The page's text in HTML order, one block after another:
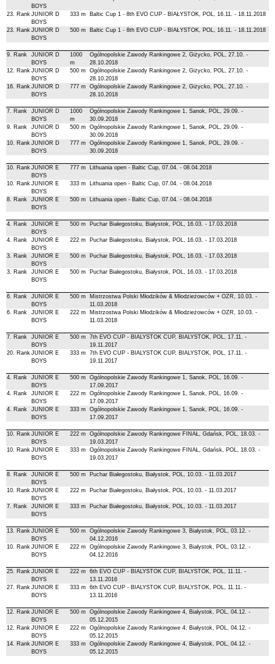
BOYS
23. Rank JUNIOR D
BOYS
333 m Baltic Cup 1 - 8th EVO CUP - BIAŁYSTOK, POL, 16.11. - 18.11.2018
23. Rank JUNIOR D
BOYS
500 m Baltic Cup 1 - 8th EVO CUP - BIAŁYSTOK, POL, 16.11. - 18.11.2018
9. Rank
JUNIOR D
BOYS
1000
m
Ogólnopolskie Zawody Rankingowe 2, Giżycko, POL, 27.10. -
28.10.2018
12. Rank JUNIOR D
BOYS
500 m
Ogólnopolskie Zawody Rankingowe 2, Giżycko, POL, 27.10. -
28.10.2018
16. Rank JUNIOR D
BOYS
777 m
Ogólnopolskie Zawody Rankingowe 2, Giżycko, POL, 27.10. -
28.10.2018
7. Rank
JUNIOR D
BOYS
1000
m
Ogólnopolskie Zawody Rankingowe 1, Sanok, POL, 29.09. -
30.09.2018
9. Rank
JUNIOR D
BOYS
500 m
Ogólnopolskie Zawody Rankingowe 1, Sanok, POL, 29.09. -
30.09.2018
10. Rank JUNIOR D
BOYS
777 m
Ogólnopolskie Zawody Rankingowe 1, Sanok, POL, 29.09. -
30.09.2018
10. Rank JUNIOR E
BOYS
777 m Lithuania open - Baltic Cup, 07.04. - 08.04.2018
10. Rank JUNIOR E
BOYS
333 m Lithuania open - Baltic Cup, 07.04. - 08.04.2018
8. Rank
JUNIOR E
BOYS
500 m Lithuania open - Baltic Cup, 07.04. - 08.04.2018
4. Rank
JUNIOR E
BOYS
500 m Puchar Białegostoku, Białystok, POL, 16.03. - 17.03.2018
4. Rank
JUNIOR E
BOYS
222 m Puchar Białegostoku, Białystok, POL, 16.03. - 17.03.2018
3. Rank
JUNIOR E
BOYS
500 m Puchar Białegostoku, Białystok, POL, 16.03. - 17.03.2018
3. Rank
JUNIOR E
BOYS
500 m Puchar Białegostoku, Białystok, POL, 16.03. - 17.03.2018
6. Rank
JUNIOR E
BOYS
500 m
Mistrzostwa Polski Młodzików & Młodzieżowców + OZR, 10.03. -
11.03.2018
6. Rank
JUNIOR E
BOYS
222 m
Mistrzostwa Polski Młodzików & Młodzieżowców + OZR, 10.03. -
11.03.2018
7. Rank
JUNIOR E
BOYS
500 m
7th EVO CUP - BIALYSTOK CUP, BIALYSTOK, POL, 17.11. -
19.11.2017
20. Rank JUNIOR E
BOYS
333 m
7th EVO CUP - BIALYSTOK CUP, BIALYSTOK, POL, 17.11. -
19.11.2017
4. Rank
JUNIOR E
BOYS
500 m
Ogólnopolskie Zawody Rankingowe 1, Sanok, POL, 16.09. -
17.09.2017
4. Rank
JUNIOR E
BOYS
222 m
Ogólnopolskie Zawody Rankingowe 1, Sanok, POL, 16.09. -
17.09.2017
4. Rank
JUNIOR E
BOYS
333 m
Ogólnopolskie Zawody Rankingowe 1, Sanok, POL, 16.09. -
17.09.2017
10. Rank JUNIOR E
BOYS
222 m
Ogólnopolskie Zawody Rankingowe FINAŁ, Gdańsk, POL, 18.03. -
19.03.2017
10. Rank JUNIOR E
BOYS
333 m
Ogólnopolskie Zawody Rankingowe FINAŁ, Gdańsk, POL, 18.03. -
19.03.2017
8. Rank
JUNIOR E
BOYS
500 m Puchar Białegostoku, Białystok, POL, 10.03. - 11.03.2017
10. Rank JUNIOR E
BOYS
222 m Puchar Białegostoku, Białystok, POL, 10.03. - 11.03.2017
7. Rank
JUNIOR E
BOYS
333 m Puchar Białegostoku, Białystok, POL, 10.03. - 11.03.2017
13. Rank JUNIOR E
BOYS
500 m
Ogólnopolskie Zawody Rankingowe 3, Białystok, POL, 03.12. -
04.12.2016
10. Rank JUNIOR E
BOYS
222 m
Ogólnopolskie Zawody Rankingowe 3, Białystok, POL, 03.12. -
04.12.2016
25. Rank JUNIOR E
BOYS
222 m
6th EVO CUP - BIALYSTOK CUP, BIALYSTOK, POL, 11.11. -
13.11.2016
27. Rank JUNIOR E
BOYS
333 m
6th EVO CUP - BIALYSTOK CUP, BIALYSTOK, POL, 11.11. -
13.11.2016
12. Rank JUNIOR E
BOYS
500 m
Ogólnopolskie Zawody Rankingowe 4, Białystok, POL, 04.12. -
05.12.2015
12. Rank JUNIOR E
BOYS
222 m
Ogólnopolskie Zawody Rankingowe 4, Białystok, POL, 04.12. -
05.12.2015
14. Rank JUNIOR E
BOYS
333 m
Ogólnopolskie Zawody Rankingowe 4, Białystok, POL, 04.12. -
05.12.2015